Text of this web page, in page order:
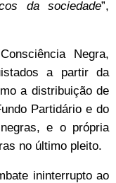
da sociedade”,
Negra,
a partir da
a distribuição de
Partidário e do
e o própria
no último pleito.
ininterrupto ao